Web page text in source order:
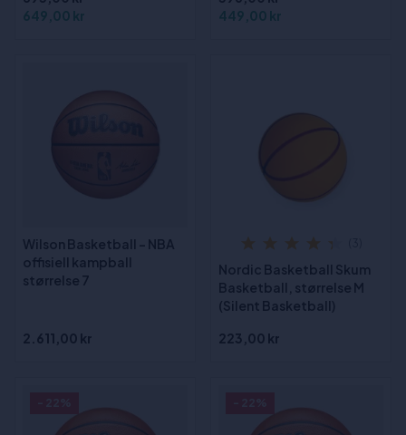
649,00 kr
449,00 kr
Wilson Basketball - NBA
offisiell kampball
størrelse 7
2.611,00 kr
Nordic Basketball Skum
Basketball, størrelse M
(Silent Basketball)
223,00 kr